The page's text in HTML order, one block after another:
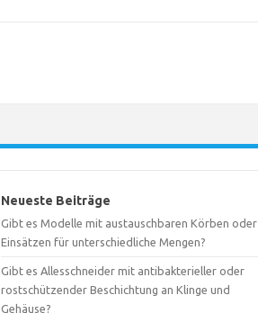
Neueste Beiträge
Gibt es Modelle mit austauschbaren Körben oder
Einsätzen für unterschiedliche Mengen?
Gibt es Allesschneider mit antibakterieller oder
rostschützender Beschichtung an Klinge und
Gehäuse?